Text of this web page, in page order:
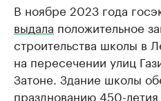
В ноябре 2023 года
выдала положительное
строительства школы в
на пересечении улиц
Затоне. Здание школы
празднованию 450-